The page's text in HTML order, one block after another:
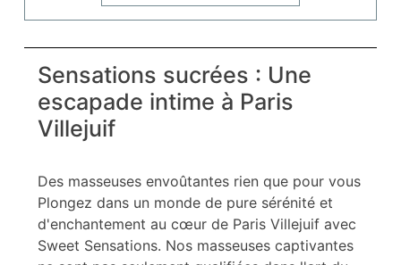
Sensations sucrées : Une
escapade intime à Paris
Villejuif
Des masseuses envoûtantes rien que pour vous
Plongez dans un monde de pure sérénité et
d'enchantement au cœur de Paris Villejuif avec
Sweet Sensations. Nos masseuses captivantes